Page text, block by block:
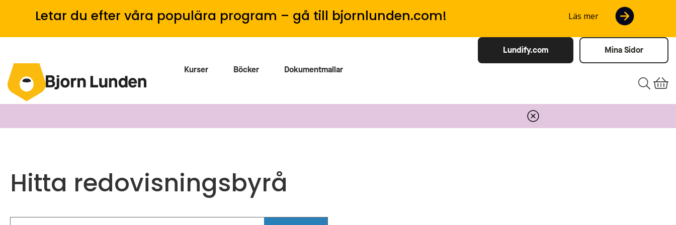
Letar du efter våra populära program – gå till bjornlunden.com! Läs mer
Kurser Böcker Dokumentmallar
Lundify.com Mina Sidor
Hitta redovisningsbyrå